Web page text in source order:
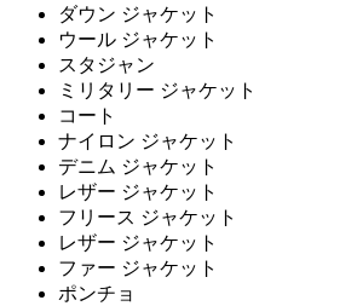
ダウン ジャケット
ウール ジャケット
スタジャン
ミリタリー ジャケット
コート
ナイロン ジャケット
デニム ジャケット
レザー ジャケット
フリース ジャケット
レザー ジャケット
ファー ジャケット
ポンチョ